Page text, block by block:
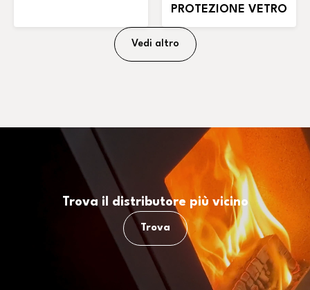
PROTEZIONE VETRO
Vedi altro
Trova il distributore più vicino
Trova